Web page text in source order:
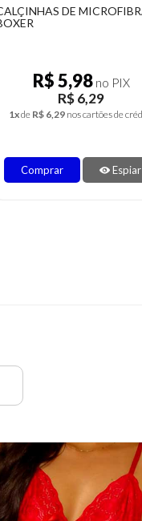
DE
R$ 5,98no PIX
R$ 6,29
1xde R$ 6,29 nos cartões de
Comprar Espiar